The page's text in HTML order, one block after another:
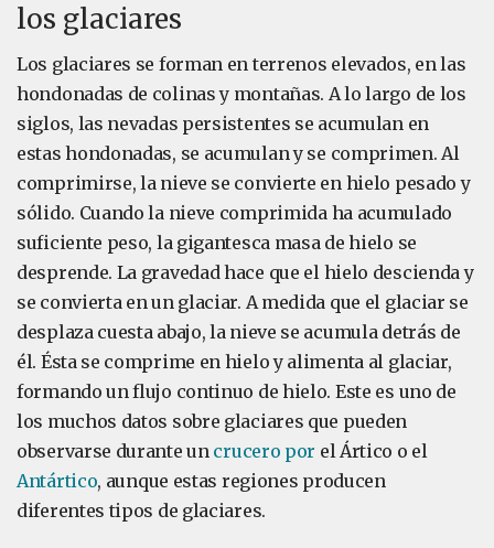
los glaciares
Los glaciares se forman en terrenos elevados, en las
hondonadas de colinas y montañas. A lo largo de los
siglos, las nevadas persistentes se acumulan en
estas hondonadas, se acumulan y se comprimen. Al
comprimirse, la nieve se convierte en hielo pesado y
sólido. Cuando la nieve comprimida ha acumulado
suficiente peso, la gigantesca masa de hielo se
desprende. La gravedad hace que el hielo descienda y
se convierta en un glaciar. A medida que el glaciar se
desplaza cuesta abajo, la nieve se acumula detrás de
él. Ésta se comprime en hielo y alimenta al glaciar,
formando un flujo continuo de hielo. Este es uno de
los muchos datos sobre glaciares que pueden
observarse durante un crucero por el Ártico o el
Antártico, aunque estas regiones producen
diferentes tipos de glaciares.